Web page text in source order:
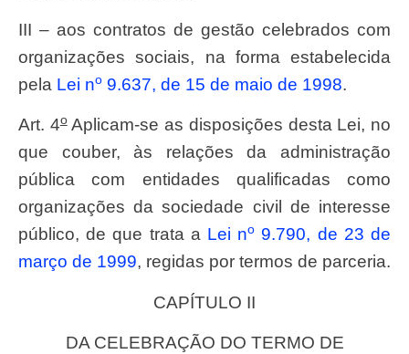
III – aos contratos de gestão celebrados com
organizações sociais, na forma estabelecida
pela Lei no 9.637, de 15 de maio de 1998.
Art. 4oAplicam-se as disposições desta Lei, no
que couber, às relações da administração
pública com entidades qualificadas como
organizações da sociedade civil de interesse
público, de que trata a Lei no 9.790, de 23 de
março de 1999, regidas por termos de parceria.
CAPÍTULO II
DA CELEBRAÇÃO DO TERMO DE